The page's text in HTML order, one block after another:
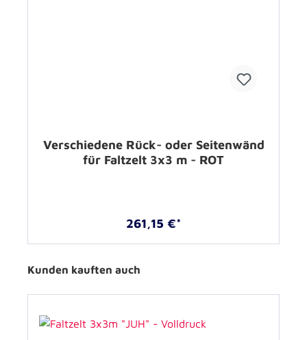
Verschiedene Rück- oder Seitenwänd
für Faltzelt 3x3 m - ROT
261,15 €*
Kunden kauften auch